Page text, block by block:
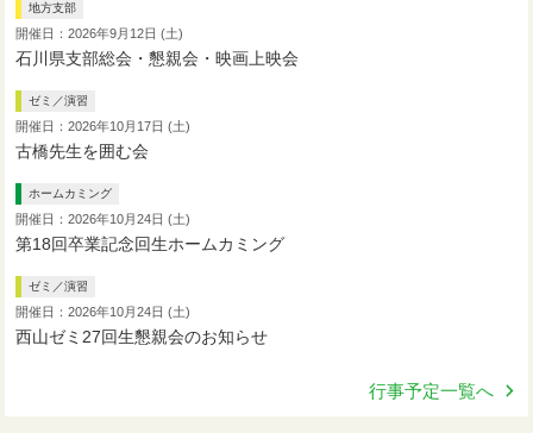
地方支部
開催日：2026年9月12日 (土)
石川県支部総会・懇親会・映画上映会
ゼミ／演習
開催日：2026年10月17日 (土)
古橋先生を囲む会
ホームカミング
開催日：2026年10月24日 (土)
第18回卒業記念回生ホームカミング
ゼミ／演習
開催日：2026年10月24日 (土)
西山ゼミ27回生懇親会のお知らせ
行事予定一覧へ